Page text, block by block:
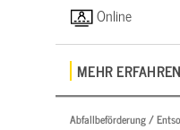
Online
MEHR ERFAHREN
Abfallbeförderung /